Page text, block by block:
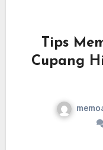
Tips
Cupang